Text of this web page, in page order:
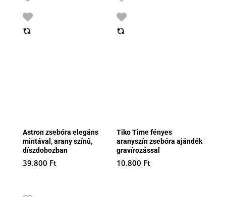
Astron zsebóra elegáns
mintával, arany színű,
díszdobozban
39.800 Ft
Tiko Time fényes
aranyszín zsebóra ajándék
gravírozással
10.800 Ft